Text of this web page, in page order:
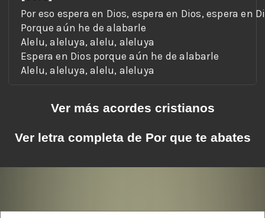
Alelu, aleluya, alelu, aleluya
Ver más acordes cristianos
Ver letra completa de Por que te abates